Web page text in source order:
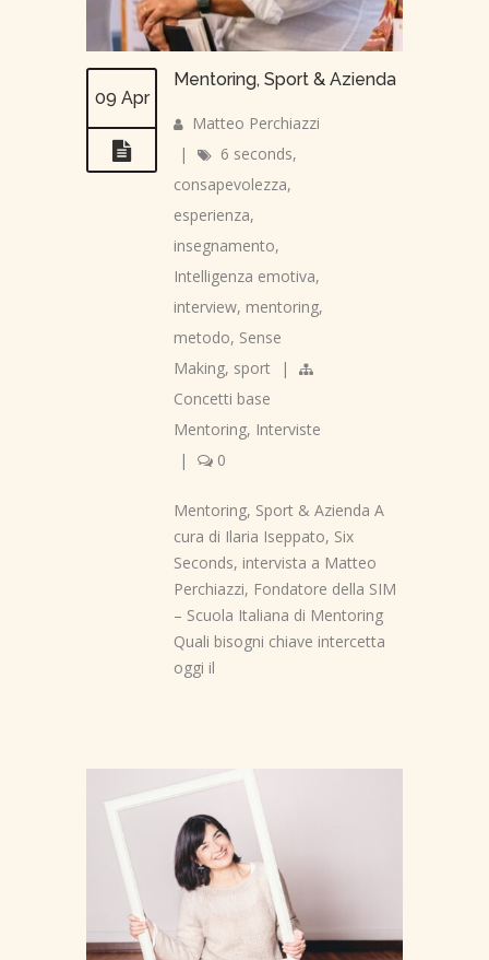
09 Apr
Mentoring, Sport & Azienda
Matteo Perchiazzi
|
6 seconds,
consapevolezza,
esperienza,
insegnamento,
Intelligenza emotiva,
interview, mentoring,
metodo, Sense
Making, sport
|
Concetti base
Mentoring, Interviste
|
0
Mentoring, Sport & Azienda A
cura di Ilaria Iseppato, Six
Seconds, intervista a Matteo
Perchiazzi, Fondatore della SIM
– Scuola Italiana di Mentoring
Quali bisogni chiave intercetta
oggi il